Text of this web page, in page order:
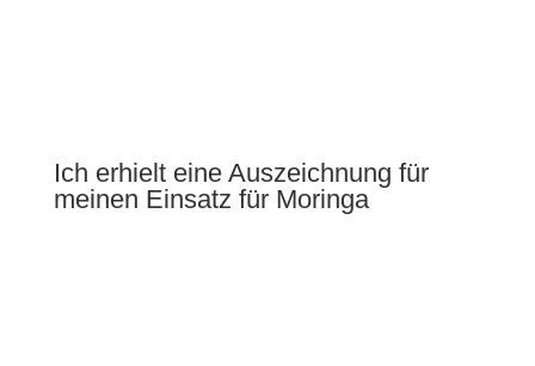
Ich erhielt eine Auszeichnung für
meinen Einsatz für Moringa